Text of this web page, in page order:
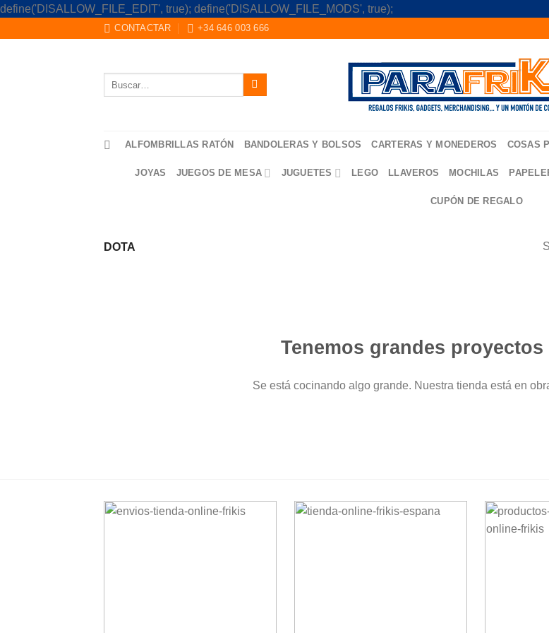
define('DISALLOW_FILE_EDIT', true); define('DISALLOW_FILE_MODS', true);
CONTACTAR +34 646 003 666
ALFOMBRILLAS RATÓN BANDOLERAS Y BOLSOS CARTERAS Y MONEDEROS COSAS
JOYAS JUEGOS DE MESA JUGUETES LEGO LLAVEROS MOCHILAS
CUPÓN DE REGALO
DOTA
Tenemos grandes
Se está cocinando algo grande. Nuestra tienda está en